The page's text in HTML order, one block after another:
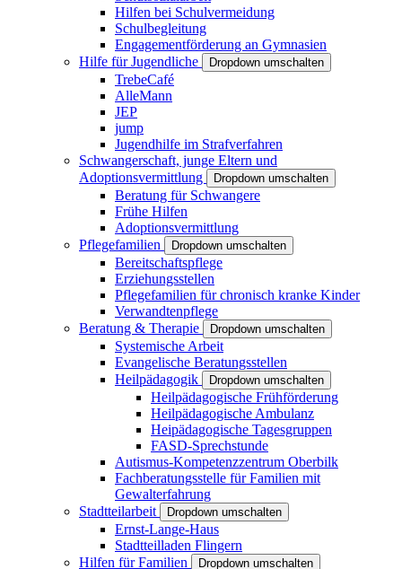
Hilfen bei Schulvermeidung
Schulbegleitung
Engagementförderung an Gymnasien
Hilfe für Jugendliche
Dropdown umschalten
TrebeCafé
AlleMann
JEP
jump
Jugendhilfe im Strafverfahren
Schwangerschaft, junge Eltern und
Adoptionsvermittlung
Dropdown umschalten
Beratung für Schwangere
Frühe Hilfen
Adoptionsvermittlung
Pflegefamilien
Dropdown umschalten
Bereitschaftspflege
Erziehungsstellen
Pflegefamilien für chronisch kranke Kinder
Verwandtenpflege
Beratung & Therapie
Dropdown umschalten
Systemische Arbeit
Evangelische Beratungsstellen
Heilpädagogik
Dropdown umschalten
Heilpädagogische Frühförderung
Heilpädagogische Ambulanz
Heipädagogische Tagesgruppen
FASD-Sprechstunde
Autismus-Kompetenzzentrum Oberbilk
Fachberatungsstelle für Familien mit
Gewalterfahrung
Stadtteilarbeit
Dropdown umschalten
Ernst-Lange-Haus
Stadtteilladen Flingern
Hilfen für Familien
Dropdown umschalten